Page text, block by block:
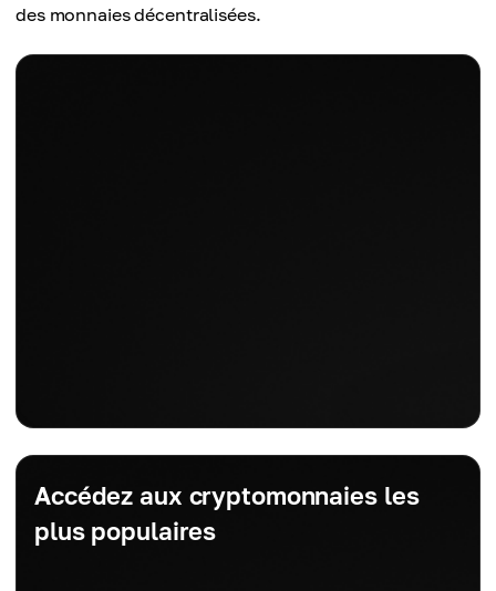
des monnaies décentralisées.
Accédez aux cryptomonnaies les
plus populaires